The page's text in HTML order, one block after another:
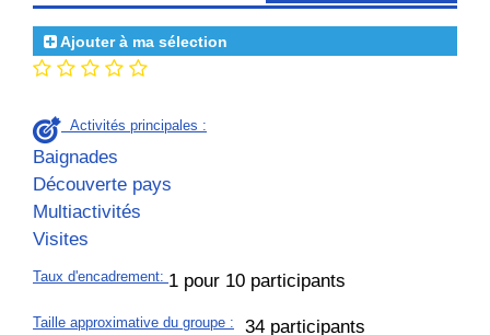
Ajouter à ma sélection
Activités principales :
Baignades
Découverte pays
Multiactivités
Visites
Taux d'encadrement: 1 pour 10 participants
Taille approximative du groupe : 34 participants